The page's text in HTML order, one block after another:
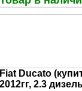
Fiat Ducato
2012гг, 2.3